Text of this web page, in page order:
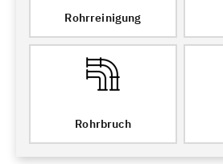
Rohrreinigung
Rohrbruch